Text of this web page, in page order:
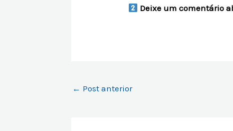
Deixe um comentário
← Post anterior